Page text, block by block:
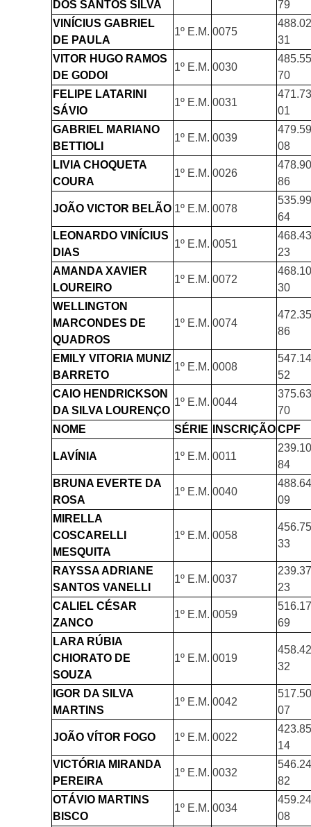
DOS SANTOS SILVA
79
VINÍCIUS GABRIEL
DE PAULA
1º E.M. 0075
31
VITOR HUGO RAMOS
DE GODOI
1º E.M. 0030
70
FELIPE LATARINI
SÁVIO
1º E.M. 0031
01
GABRIEL MARIANO
BETTIOLI
1º E.M. 0039
08
LIVIA CHOQUETA
COURA
1º E.M. 0026
86
JOÃO VICTOR BELÃO 1º E.M. 0078
64
LEONARDO VINÍCIUS
DIAS
1º E.M. 0051
23
AMANDA XAVIER
LOUREIRO
1º E.M. 0072
30
WELLINGTON
MARCONDES DE
QUADROS
1º E.M. 0074
86
EMILY VITORIA MUNIZ
BARRETO
1º E.M. 0008
52
CAIO HENDRICKSON
DA SILVA LOURENÇO
1º E.M. 0044
70
NOME
SÉRIE INSCRIÇÃOCPF
LAVÍNIA 1º E.M. 0011
84
BRUNA EVERTE DA
ROSA
1º E.M. 0040
09
MIRELLA
COSCARELLI
MESQUITA
1º E.M. 0058
33
RAYSSA ADRIANE
SANTOS VANELLI
1º E.M. 0037
23
CALIEL CÉSAR
ZANCO
1º E.M. 0059
69
LARA RÚBIA
CHIORATO DE
SOUZA
1º E.M. 0019
32
IGOR DA SILVA
MARTINS
1º E.M. 0042
07
JOÃO VÍTOR FOGO 1º E.M. 0022
14
VICTÓRIA MIRANDA
PEREIRA
1º E.M. 0032
82
OTÁVIO MARTINS
BISCO
1º E.M. 0034
08